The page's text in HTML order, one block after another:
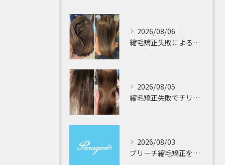
2026/08/06
縮毛矯正失敗によるチリチリやジリジリ髪のビビり直し専門が解説する本当に効く修復策
2026/08/05
縮毛矯正失敗でチリチリジリジリの髪をビビり直し専門が丁寧に修復する方法解説
2026/08/03
ブリーチ縮毛矯正を安全に受けるための大阪府対応サロン選びと髪質改善のポイント